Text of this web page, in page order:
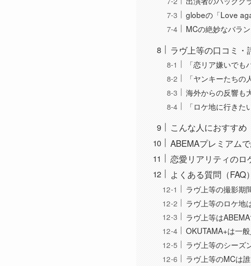
globeの「Love
MCの絶妙なバラ
ラヴ上等の口コミ・
「恋リア嫌いで
「ヤンキーたちの
海外からの反響も
「ロケ地に行き
こんな人におすすめ
ABEMAプレミアム
恋愛リアリティのロ
よくある質問（FAQ）
ラヴ上等の撮影期
ラヴ上等のロケ地
ラヴ上等は
OKUTAMA+は一
ラヴ上等のシーズ
ラヴ上等のMCは